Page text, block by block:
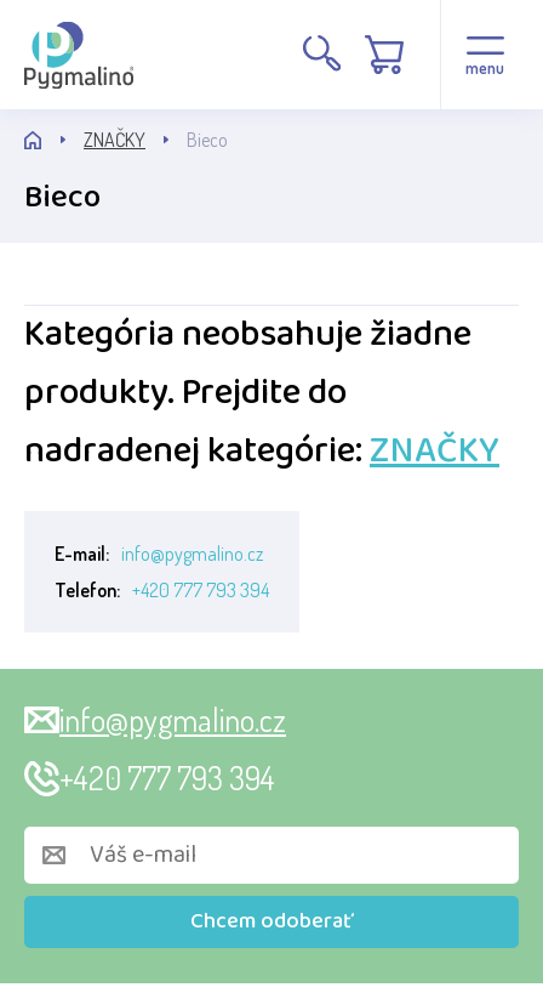
menu
ZNAČKY Bieco
Bieco
Kategória neobsahuje žiadne
produkty.Prejdite do
nadradenej kategórie:ZNAČKY
E-mail: info@pygmalino.cz
Telefon: +420 777 793 394
Chcem odoberať
info@pygmalino.cz
+420 777 793 394